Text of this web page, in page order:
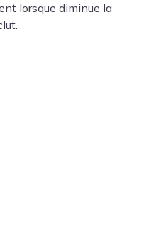
lorsque diminue la